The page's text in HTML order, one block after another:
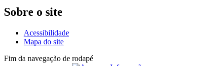
Sobre o site
Acessibilidade
Mapa do site
Fim da navegação de rodapé